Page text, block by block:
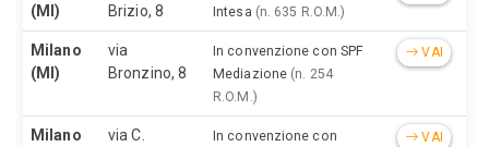
(MI)
Brizio, 8
Intesa (n. 635 R.O.M.)
Milano
(MI)
via
Bronzino, 8
In convenzione con SPF
Mediazione (n. 254
R.O.M.)
VAI
Milano
via C.
In convenzione con
VAI